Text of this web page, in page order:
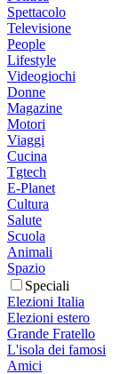
Spettacolo
Televisione
People
Lifestyle
Videogiochi
Donne
Magazine
Motori
Viaggi
Cucina
Tgtech
E-Planet
Cultura
Salute
Scuola
Animali
Spazio
Speciali
Elezioni Italia
Elezioni estero
Grande Fratello
L'isola dei famosi
Amici